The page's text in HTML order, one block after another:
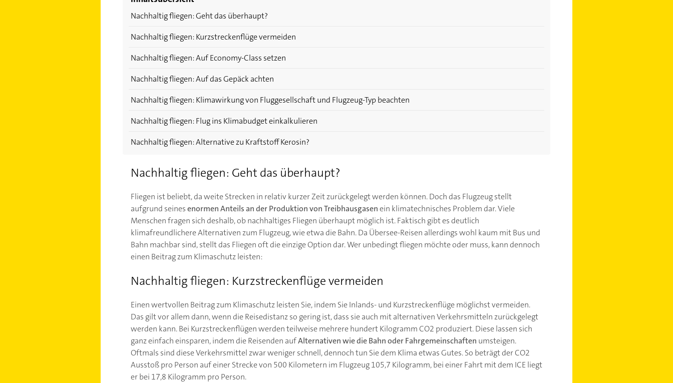
Nachhaltig fliegen: Geht das überhaupt?
Nachhaltig fliegen: Kurzstreckenflüge vermeiden
Nachhaltig fliegen: Auf Economy-Class setzen
Nachhaltig fliegen: Auf das Gepäck achten
Nachhaltig fliegen: Klimawirkung von Fluggesellschaft und Flugzeug-Typ beachten
Nachhaltig fliegen: Flug ins Klimabudget einkalkulieren
Nachhaltig fliegen: Alternative zu Kraftstoff Kerosin?
Nachhaltig fliegen: Geht das überhaupt?
Fliegen ist beliebt, da weite Strecken in relativ kurzer Zeit zurückgelegt werden können. Doch das Flugzeug stellt
aufgrund seinesenormen Anteils an der Produktion von Treibhausgasenein klimatechnisches Problem dar. Viele
Menschen fragen sich deshalb, ob nachhaltiges Fliegen überhaupt möglich ist. Faktisch gibt es deutlich
klimafreundlichere Alternativen zum Flugzeug, wie etwa die Bahn. Da Übersee-Reisen allerdings wohl kaum mit Bus und
Bahn machbar sind, stellt das Fliegen oft die einzige Option dar. Wer unbedingt fliegen möchte oder muss, kann dennoch
einen Beitrag zum Klimaschutz leisten:
Nachhaltig fliegen: Kurzstreckenflüge vermeiden
Einen wertvollen Beitrag zum Klimaschutz leisten Sie, indem Sie Inlands- und Kurzstreckenflüge möglichst vermeiden.
Das gilt vor allem dann, wenn die Reisedistanz so gering ist, dass sie auch mit alternativen Verkehrsmitteln zurückgelegt
werden kann. Bei Kurzstreckenflügen werden teilweise mehrere hundert Kilogramm CO2 produziert. Diese lassen sich
ganz einfach einsparen, indem die Reisenden aufAlternativen wie die Bahn oder Fahrgemeinschaften umsteigen.
Oftmals sind diese Verkehrsmittel zwar weniger schnell, dennoch tun Sie dem Klima etwas Gutes. So beträgt der CO2
Ausstoß pro Person auf einer Strecke von 500 Kilometern im Flugzeug 105,7 Kilogramm, bei einer Fahrt mit dem ICE liegt
er bei 17,8 Kilogramm pro Person.